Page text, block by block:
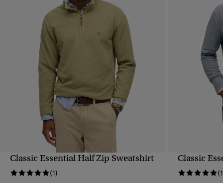
SNELLE WEERGAVE
Classic Essential Half Zip Sweatshirt
(1)
Classic